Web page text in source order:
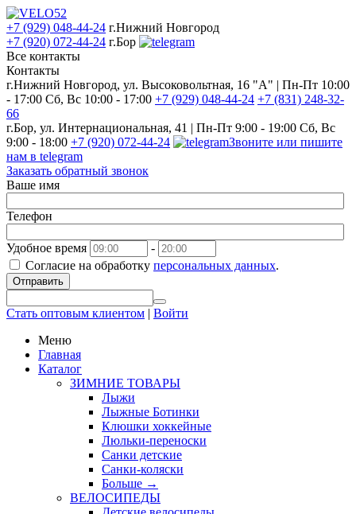
+7 (929) 048-44-24 г.Нижний Новгород
+7 (920) 072-44-24 г.Бор
Все контакты
Контакты
г.Нижний Новгород, ул. Высоковольтная, 16 "А" | Пн-Пт 10:00
- 17:00 Сб, Вс 10:00 - 17:00 +7 (929) 048-44-24 +7 (831) 248-32-
66
г.Бор, ул. Интернациональная, 41 | Пн-Пт 9:00 - 19:00 Сб, Вс
9:00 - 18:00 +7 (920) 072-44-24
Звоните или пишите
нам в telegram
Заказать обратный звонок
Ваше имя
Телефон
Удобное время
-
Согласие на обработку персональных данных.
Отправить
Стать оптовым клиентом | Войти
Меню
Главная
Каталог
ЗИМНИЕ ТОВАРЫ
Лыжи
Лыжные Ботинки
Клюшки хоккейные
Люльки-переноски
Санки детские
Санки-коляски
Больше →
ВЕЛОСИПЕДЫ